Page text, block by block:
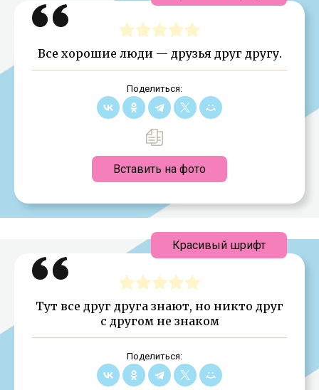
Все хорошие люди — друзья друг другу.
Поделиться:
Вставить на фото
Тут все друг друга знают, но никто друг
с другом не знаком
Поделиться:
Красивый шрифт